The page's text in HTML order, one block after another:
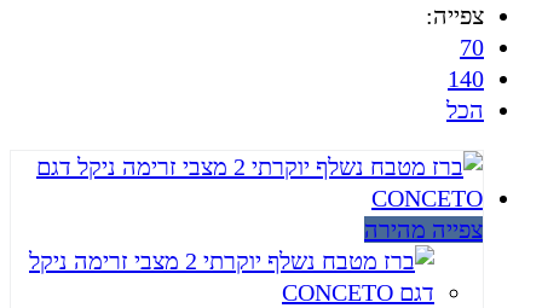
צפייה:
70
140
הכל
צפייה מהירה